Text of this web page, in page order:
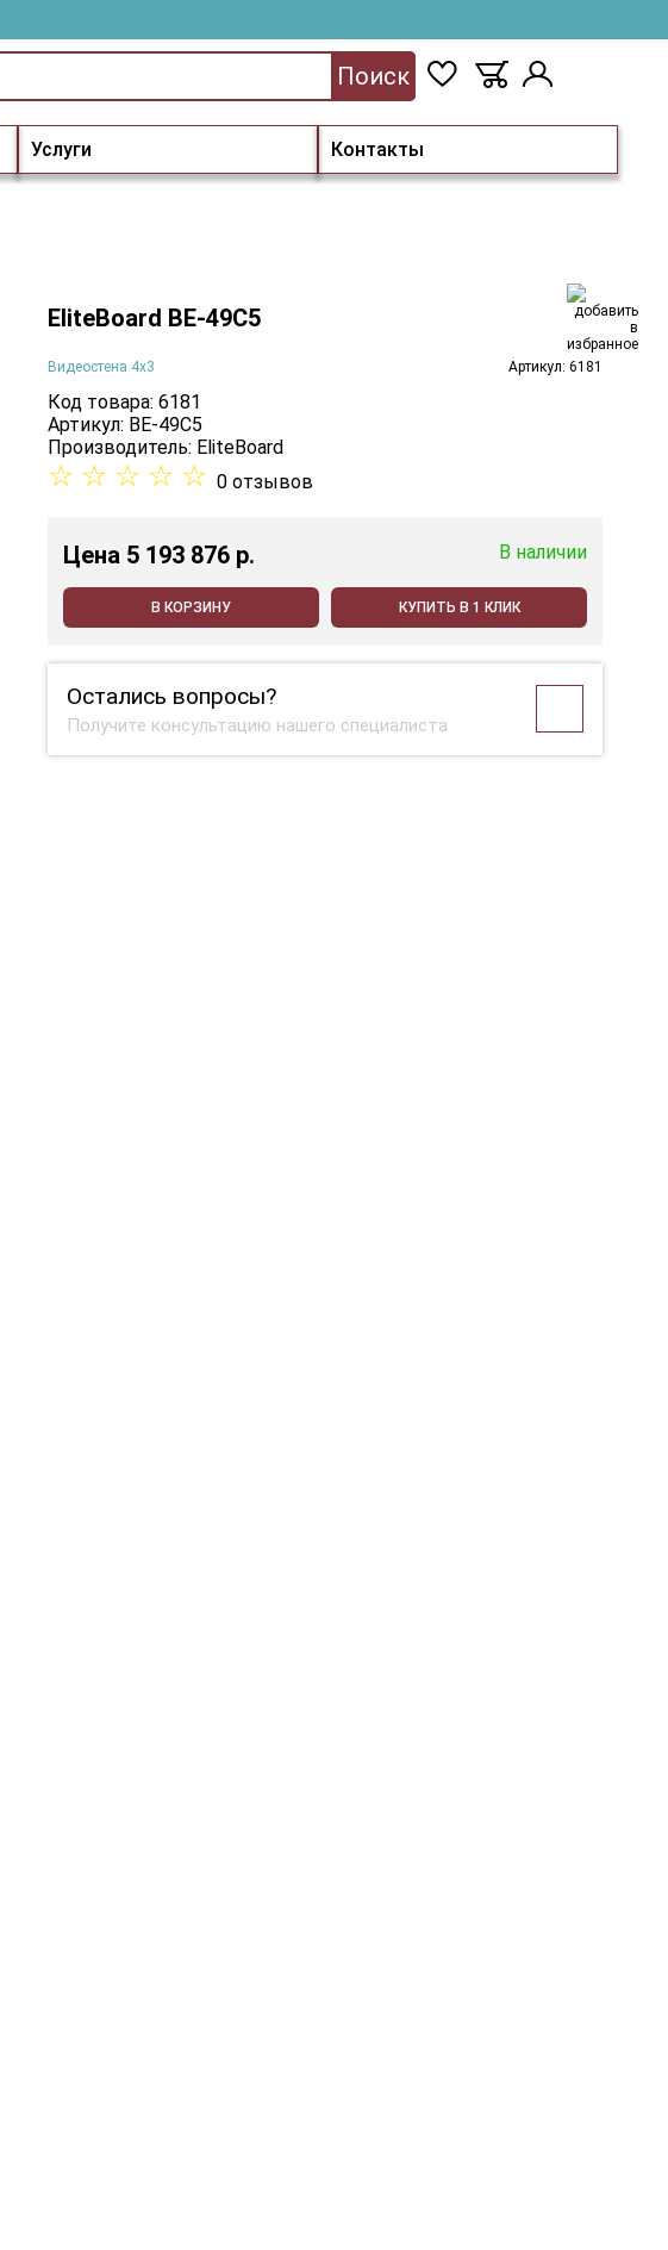
Услуги Контакты
Поиск
EliteBoard BE-49C5
Видеостена 4х3 Артикул: 6181
Код товара: 6181
Артикул: BE-49C5
Производитель: EliteBoard
☆ ☆ ☆ ☆ ☆ 0 отзывов
Цена 5 193 876 p. В наличии
В КОРЗИНУ КУПИТЬ В 1 КЛИК
Остались вопросы?
Получите консультацию нашего специалиста